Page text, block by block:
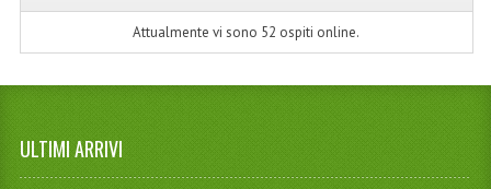
Attualmente vi sono 52 ospiti online.
ULTIMI ARRIVI